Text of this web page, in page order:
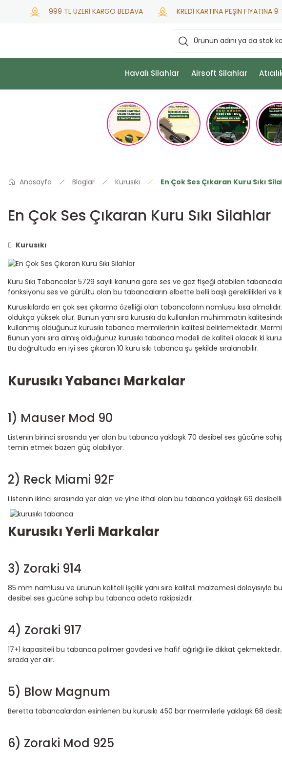
999 TL ÜZERİ KARGO BEDAVA KREDİ KARTINA PEŞİN FİYATINA 9
Havalı Silahlar Airsoft Silahlar
Anasayfa Bloglar Kurusıkı En Çok Ses Çıkaran Kuru Sıkı
En Çok Ses Çıkaran Kuru Sıkı Silahlar
Kurusıkı
Kuru Sıkı Tabancalar 5729 sayılı kanuna göre ses ve gaz fişeği atabilen
fonksiyonu ses ve gürültü olan bu tabancaların elbette belli başlı gereklilikleri ve
Kurusıkılarda en çok ses çıkarma özelliği olan tabancaların namlusu kısa
oldukça yüksek olur. Bunun yanı sıra kurusıkı da kullanılan mühimmatın
kullanmış olduğunuz kurusıkı tabanca mermilerinin kalitesi belirlemektedir.
Bunun yanı sıra almış olduğunuz kurusıkı tabanca modeli de kaliteli olacak ki
Bu doğrultuda en iyi ses çıkaran 10 kuru sıkı tabanca şu şekilde sıralanabilir.
Kurusıkı Yabancı Markalar
1) Mauser Mod 90
Listenin birinci sırasında yer alan bu tabanca yaklaşık 70 desibel ses gücüne
temin etmek bazen güç olabiliyor.
2) Reck Miami 92F
Listenin ikinci sırasında yer alan ve yine ithal olan bu tabanca yaklaşık 69
Kurusıkı Yerli Markalar
3) Zoraki 914
85 mm namlusu ve ürünün kaliteli işçilik yanı sıra kaliteli malzemesi dolayısıyla
desibel ses gücüne sahip bu tabanca adeta rakipsizdir.
4) Zoraki 917
17+1 kapasiteli bu tabanca polimer gövdesi ve hafif ağırlığı ile dikkat
sırada yer alır.
5) Blow Magnum
Beretta tabancalardan esinlenen bu kurusıkı 450 bar mermilerle yaklaşık 68
6) Zoraki Mod 925